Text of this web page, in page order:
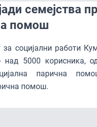
семејства
помош
за социјални работи
над 5000 корисника,
парична
помош.